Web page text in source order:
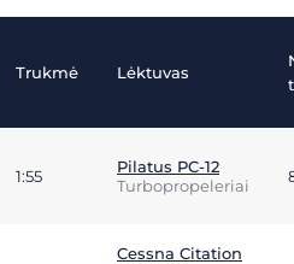
Trukmė Lėktuvas
1:55
Pilatus PC-12
Turbopropeleriai
Cessna Citation